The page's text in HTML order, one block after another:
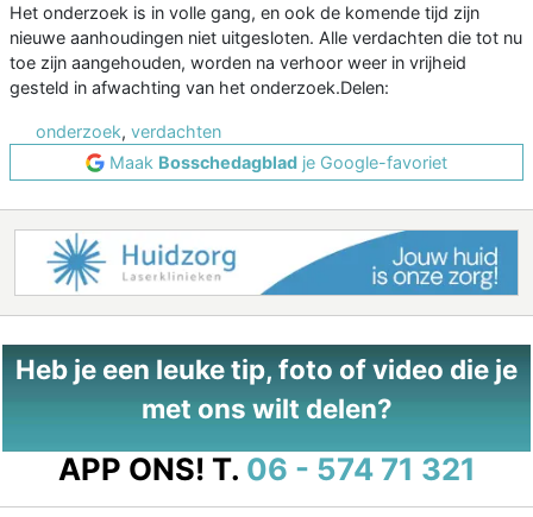
Het onderzoek is in volle gang, en ook de komende tijd zijn
nieuwe aanhoudingen niet uitgesloten. Alle verdachten die tot nu
toe zijn aangehouden, worden na verhoor weer in vrijheid
gesteld in afwachting van het onderzoek.Delen:
onderzoek, verdachten
Maak Bosschedagblad je Google-favoriet
Heb je een leuke tip, foto of video die je
met ons wilt delen?
APP ONS! T. 06 - 574 71 321